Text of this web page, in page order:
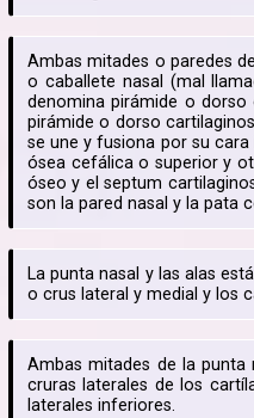
Ambas mitades o paredes
o caballete nasal (mal
denomina pirámide o
pirámide o dorso
se une y fusiona por su
ósea cefálica o superior y
óseo y el septum
son la pared nasal y la pata
La punta nasal y las alas
o crus lateral y medial y los
Ambas mitades de la
cruras laterales de los
laterales inferiores.